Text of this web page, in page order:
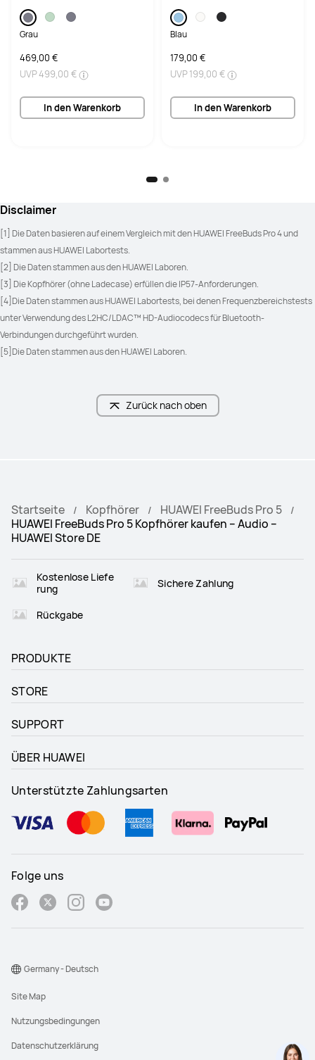
Grau
469,00 €
UVP499,00 €
In den Warenkorb
Blau
179,00 €
UVP199,00 €
In den Warenkorb
Disclaimer
[1] Die Daten basieren auf einem Vergleich mit den HUAWEI FreeBuds Pro 4 und
stammen aus HUAWEI Labortests.
[2] Die Daten stammen aus den HUAWEI Laboren.
[3] Die Kopfhörer (ohne Ladecase) erfüllen die IP57-Anforderungen.
[4]Die Daten stammen aus HUAWEI Labortests, bei denen Frequenzbereichstests
unter Verwendung des L2HC/LDAC™ HD-Audiocodecs für Bluetooth-
Verbindungen durchgeführt wurden.
[5]Die Daten stammen aus den HUAWEI Laboren.
Zurück nach oben
Startseite Kopfhörer
HUAWEI FreeBuds Pro 5
HUAWEI FreeBuds Pro 5 Kopfhörer kaufen – Audio –
HUAWEI Store DE
Kostenlose Liefe
rung
Sichere Zahlung
Rückgabe
PRODUKTE
STORE
SUPPORT
ÜBER HUAWEI
Unterstützte Zahlungsarten
Folge uns
Site Map
Nutzungsbedingungen
Datenschutzerklärung
Germany - Deutsch